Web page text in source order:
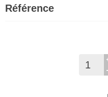
Référence